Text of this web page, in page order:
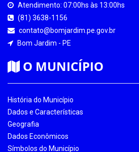
Atendimento: 07:00hs às 13:00hs
(81) 3638-1156
contato@bomjardim.pe.gov.br
Bom Jardim - PE
O MUNICÍPIO
História do Município
Dados e Características
Geografia
Dados Econômicos
Símbolos do Município